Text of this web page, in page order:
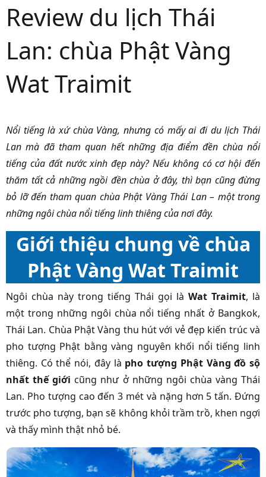
Review du lịch Thái
Lan: chùa Phật Vàng
Wat Traimit
Nổi tiếng là xứ chùa Vàng, nhưng có mấy ai đi du lịch Thái
Lan mà đã tham quan hết những địa điểm đền chùa nổi
tiếng của đất nước xinh đẹp này? Nếu không có cơ hội đến
thăm tất cả những ngồi đền chùa ở đây, thì bạn cũng đừng
bỏ lỡ đến tham quan chùa Phật Vàng Thái Lan – một trong
những ngôi chùa nổi tiếng linh thiêng của nơi đây.
Giới thiệu chung về chùa
Phật Vàng Wat Traimit
Ngôi chùa này trong tiếng Thái gọi là Wat Traimit, là
một trong những ngôi chùa nổi tiếng nhất ở Bangkok,
Thái Lan. Chùa Phật Vàng thu hút với vẻ đẹp kiến trúc và
pho tượng Phật bằng vàng nguyên khối nổi tiếng linh
thiêng. Có thể nói, đây là pho tượng Phật Vàng đồ sộ
nhất thế giới cũng như ở những ngôi chùa vàng Thái
Lan. Pho tượng cao đến 3 mét và nặng hơn 5 tấn. Đứng
trước pho tượng, bạn sẽ không khỏi trầm trồ, khen ngợi
và thấy mình thật nhỏ bé.